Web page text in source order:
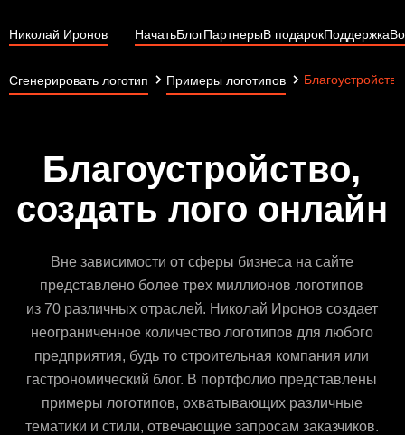
Николай Иронов НачатьБлогПартнерыВ подарокПоддержка
Сгенерировать логотип Примеры логотипов Благоустройство
Благоустройство,
создать лого онлайн
Вне зависимости от сферы бизнеса на сайте
представлено более трех миллионов логотипов
из 70 различных отраслей. Николай Иронов создает
неограниченное количество логотипов для любого
предприятия, будь то строительная компания или
гастрономический блог. В портфолио представлены
примеры логотипов, охватывающих различные
тематики и стили, отвечающие запросам заказчиков.